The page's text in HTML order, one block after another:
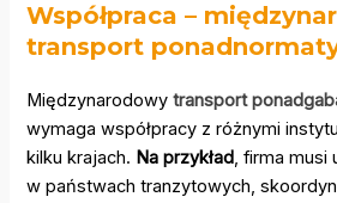
Współpraca –
transport
Międzynarodowytransport
wymaga współpracy z różnymi
kilku krajach. Na przykład, firma musi
w państwach tranzytowych,